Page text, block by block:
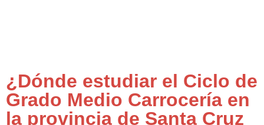
¿Dónde estudiar el Ciclo de
Grado Medio Carrocería en
la provincia de Santa Cruz